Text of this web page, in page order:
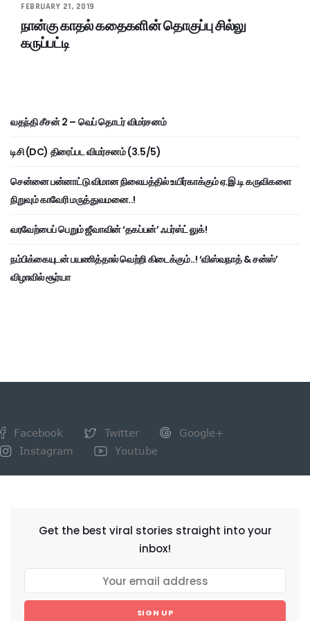
FEBRUARY 21, 2019
நான்கு காதல் கதைகளின் தொகுப்பு சில்லு
கருப்பட்டி
வதந்தி சீசன் 2 – வெப் தொடர் விமர்சனம்
டிசி (DC) திரைப்பட விமர்சனம் (3.5/5)
சென்னை பன்னாட்டு விமான நிலையத்தில் உயிர்காக்கும் ஏ.இ.டி கருவிகளை
நிறுவும் காவேரி மருத்துவமனை..!
வரவேற்பைப் பெறும் ஜீவாவின் ‘தகப்பன்’ ஃபர்ஸ்ட் லுக்!
நம்பிக்கையுடன் பயணித்தால் வெற்றி கிடைக்கும்..! ‘விஸ்வநாத் & சன்ஸ்’
விழாவில் சூர்யா
Facebook Twitter
Google+
Instagram
Youtube
Get the best viral stories straight into your
inbox!
SIGN UP